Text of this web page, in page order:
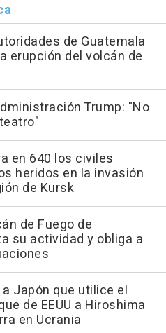
de Guatemala
erupción del volcán de
Trump: "No
en 640 los civiles
heridos en la invasión
de Kursk
de Fuego de
su actividad y obliga a
Japón que utilice el
de EEUU a Hiroshima
en Ucrania